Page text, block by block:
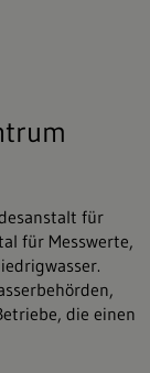
für
für Messwerte,
die einen